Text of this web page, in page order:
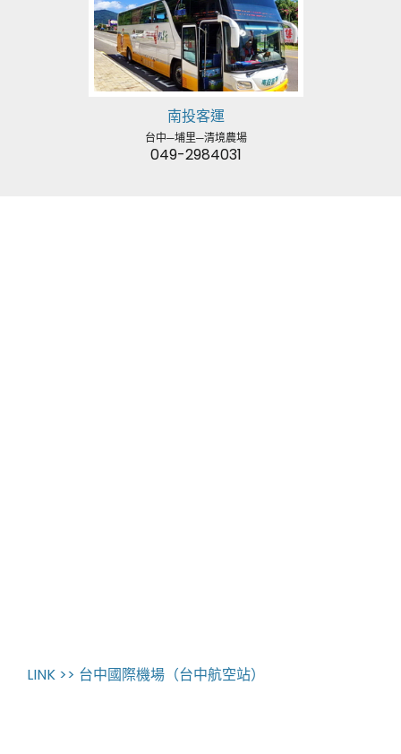
南投客運
台中─埔里─清境農場
049-2984031
LINK >> 台中國際機場（台中航空站）